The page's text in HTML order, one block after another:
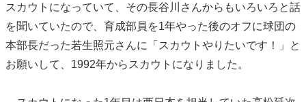
スカウトになっていて、その長谷川さんからもいろいろと話
を聞いていたので、育成部員を1年やった後のオフに球団の
本部長だった若生照元さんに「スカウトやりたいです！」と
お願いして、1992年からスカウトになりました。